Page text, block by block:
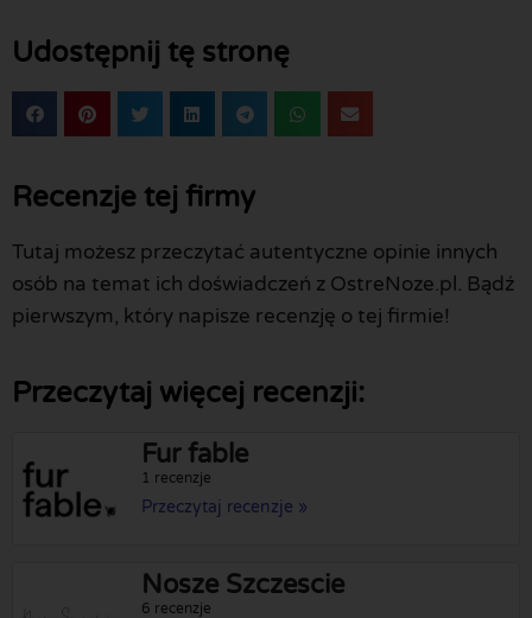
Udostępnij tę stronę
Recenzje tej firmy
Tutaj możesz przeczytać autentyczne opinie innych
osób na temat ich doświadczeń z OstreNoze.pl. Bądź
pierwszym, który napisze recenzję o tej firmie!
Przeczytaj więcej recenzji:
Fur fable
1 recenzje
Przeczytaj recenzje »
Nosze Szczescie
6 recenzje